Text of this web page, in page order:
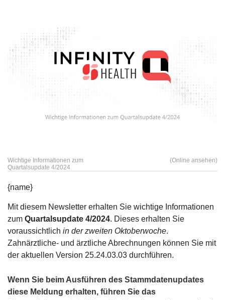
Wichtige Informationen zum
Quartalsupdate 4/2024
(Online ansehen)
{name}
Mit diesem Newsletter erhalten Sie wichtige Informationen
zum Quartalsupdate 4/2024. Dieses erhalten Sie
voraussichtlich in der zweiten Oktoberwoche.
Zahnärztliche- und ärztliche Abrechnungen können Sie mit
der aktuellen Version 25.24.03.03 durchführen.
Wenn Sie beim Ausführen des Stammdatenupdates
diese Meldung erhalten, führen Sie das